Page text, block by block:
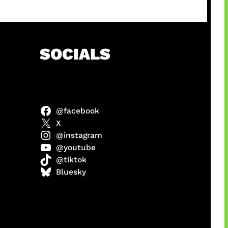
SOCIALS
@facebook
X
@instagram
@youtube
@tiktok
Bluesky